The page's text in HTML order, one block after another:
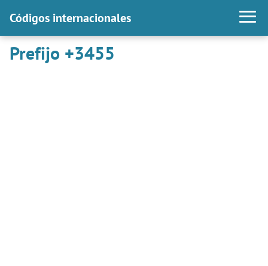
Códigos internacionales
Prefijo +3455